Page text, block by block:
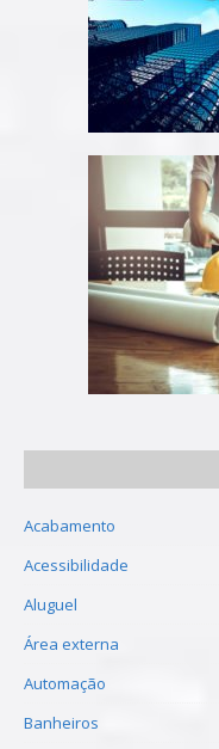
Acabamento
Acessibilidade
Aluguel
Área externa
Automação
Banheiros